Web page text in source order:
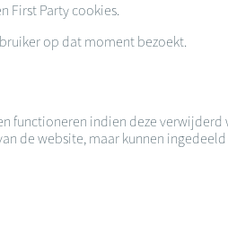
First Party cookies.
op dat moment bezoekt.
functioneren indien deze verwijderd
de website, maar kunnen